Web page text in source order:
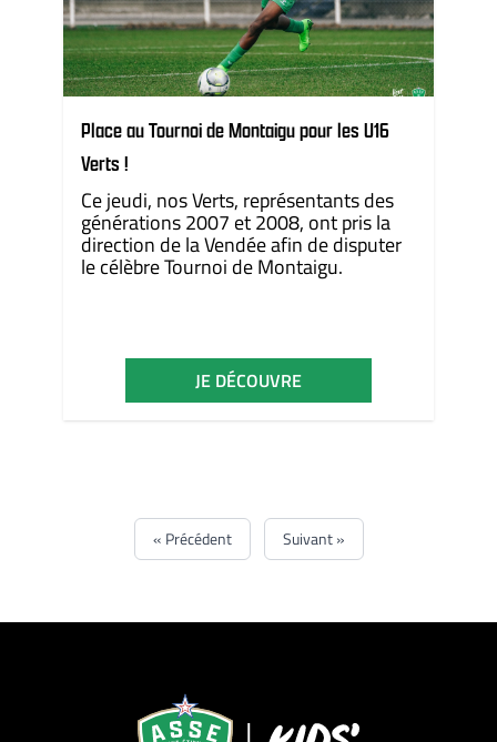
Place au Tournoi de Montaigu pour les U16
Verts !
Ce jeudi, nos Verts, représentants des
générations 2007 et 2008, ont pris la
direction de la Vendée afin de disputer
le célèbre Tournoi de Montaigu.
JE DÉCOUVRE
« Précédent Suivant »